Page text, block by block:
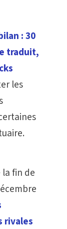
: 30
traduit,
les
la fin de
rivales